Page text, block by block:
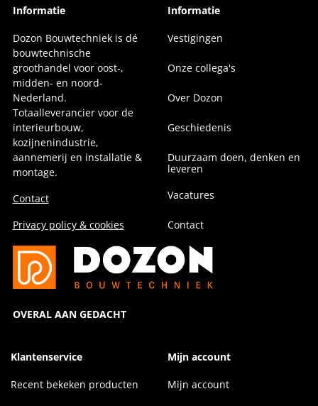
Informatie
Dozon Bouwtechniek is dé
bouwtechnische
groothandel voor oost-,
midden- en noord-
Nederland.
Totaalleverancier voor de
interieurbouw,
kozijnenindustrie,
aannemerij en installatie &
montage.
Contact
Privacy policy & cookies
OVERAL AAN GEDACHT
Informatie
Vestigingen
Onze collega's
Over Dozon
Geschiedenis
Duurzaam doen, denken en
leveren
Vacatures
Contact
Klantenservice
Recent bekeken producten
Mijn account
Mijn account